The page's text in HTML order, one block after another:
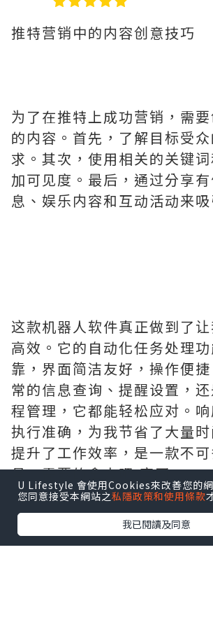
推特营销中的内容创意技巧
为了在推特上成功营销，需
的内容。首先，了解目标受
求。其次，使用相关的关键
加可见度。最后，通过分享
息、娱乐内容和互动活动来吸
这款机器人软件真正做到了
高效。它的自动化任务处理
靠，界面简洁友好，操作便
常的信息查询、提醒设置，
程管理，它都能轻松应对。响
执行准确，为我节省了大量
提升了工作效率，是一款不
具。需要的拿去吧,官网
http://www.vst.tw
U Lifestyle 會使用Cookies來改善您的
您同意接受本網站之私隱政策和使用條款
我已閱讀及同意